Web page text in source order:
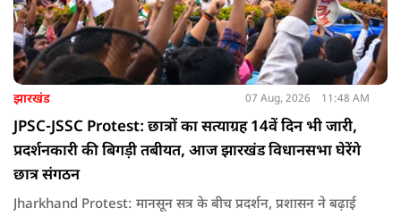
झारखंड 07 Aug, 2026 11:48 AM
JPSC-JSSC Protest: छात्रों का सत्याग्रह 14वें दिन भी जारी,
प्रदर्शनकारी की बिगड़ी तबीयत, आज झारखंड विधानसभा घेरेंगे
छात्र संगठन
Jharkhand Protest: मानसून सत्र के बीच प्रदर्शन, प्रशासन ने बढ़ाई